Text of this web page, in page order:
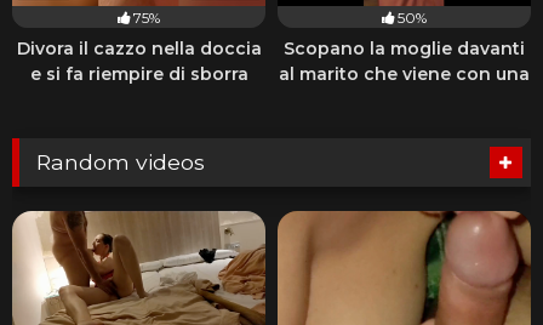
75%
Divora il cazzo nella doccia
e si fa riempire di sborra
50%
Scopano la moglie davanti
al marito che viene con una
Random videos